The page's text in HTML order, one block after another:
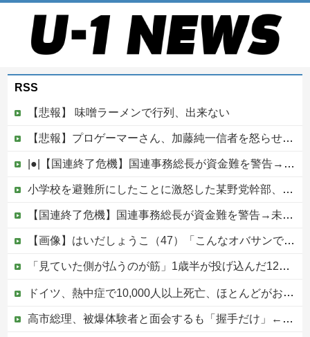
RSS
【悲報】 味噌ラーメンで行列、出来ない
【悲報】プロゲーマーさん、加藤純一信者を怒らせてしまった結果、好き嫌い5位にwwwwwwww
|●|【国連終了危機】国連事務総長が資金難を警告→未払い額を見た世界3位負担の日本側から厳しい声→では誰が払っていないのか言え
小学校を避難所にしたことに激怒した某野党幹部、僅か3文字で論破される偉業を達成してしまい……
【国連終了危機】国連事務総長が資金難を警告→未払い額を見た世界3位負担の日本側から厳しい声→では誰が払っていないのか言え他
【画像】はいだしょうこ（47）「こんなオバサンでいいの…？」
「見ていた側が払うのが筋」1歳半が投げ込んだ12万円のスマホ、半額提示した母親は冷たい？
ドイツ、熱中症で10,000人以上死亡、ほとんどがお前らと同年代で若者は元気
高市総理、被爆体験者と面会するも「握手だけ」←何のために会うんだよ…